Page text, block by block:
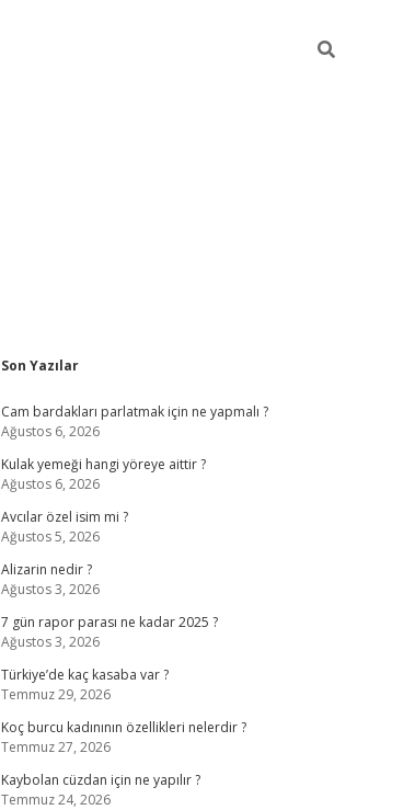
Sidebar
Son Yazılar
Cam bardakları parlatmak için ne yapmalı ?
Ağustos 6, 2026
Kulak yemeği hangi yöreye aittir ?
Ağustos 6, 2026
Avcılar özel isim mi ?
Ağustos 5, 2026
Alizarin nedir ?
Ağustos 3, 2026
7 gün rapor parası ne kadar 2025 ?
Ağustos 3, 2026
Türkiye’de kaç kasaba var ?
Temmuz 29, 2026
Koç burcu kadınının özellikleri nelerdir ?
Temmuz 27, 2026
Kaybolan cüzdan için ne yapılır ?
Temmuz 24, 2026